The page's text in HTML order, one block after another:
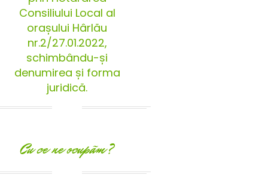
Consiliului Local al
orașului Hârlău
nr.2/27.01.2022,
schimbându-și
denumirea și forma
juridică.
Cu ce ne ocupãm?